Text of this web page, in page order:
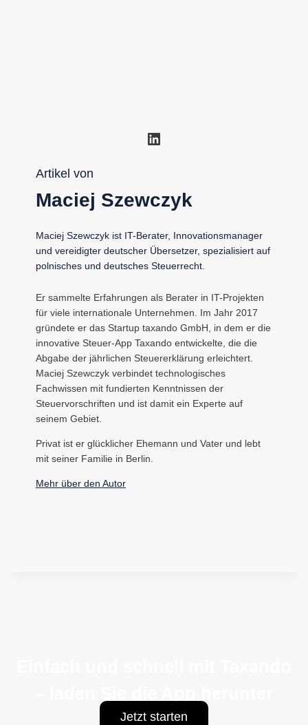
LinkedIn
Artikel von
Maciej Szewczyk
Maciej Szewczyk ist IT-Berater, Innovationsmanager
und vereidigter deutscher Übersetzer, spezialisiert auf
polnisches und deutsches Steuerrecht.
Er sammelte Erfahrungen als Berater in IT-Projekten
für viele internationale Unternehmen. Im Jahr 2017
gründete er das Startup taxando GmbH, in dem er die
innovative Steuer-App Taxando entwickelte, die die
Abgabe der jährlichen Steuererklärung erleichtert.
Maciej Szewczyk verbindet technologisches
Fachwissen mit fundierten Kenntnissen der
Steuervorschriften und ist damit ein Experte auf
seinem Gebiet.
Privat ist er glücklicher Ehemann und Vater und lebt
mit seiner Familie in Berlin.
Mehr über den Autor
Jetzt starten